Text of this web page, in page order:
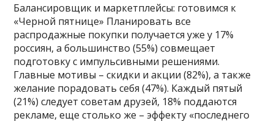
Балансировщик и маркетплейсы: готовимся к
«Черной пятнице» Планировать все
распродажные покупки получается уже у 17%
россиян, а большинство (55%) совмещает
подготовку с импульсивными решениями.
Главные мотивы – скидки и акции (82%), а также
желание порадовать себя (47%). Каждый пятый
(21%) следует советам друзей, 18% поддаются
рекламе, еще столько же – эффекту «последнего